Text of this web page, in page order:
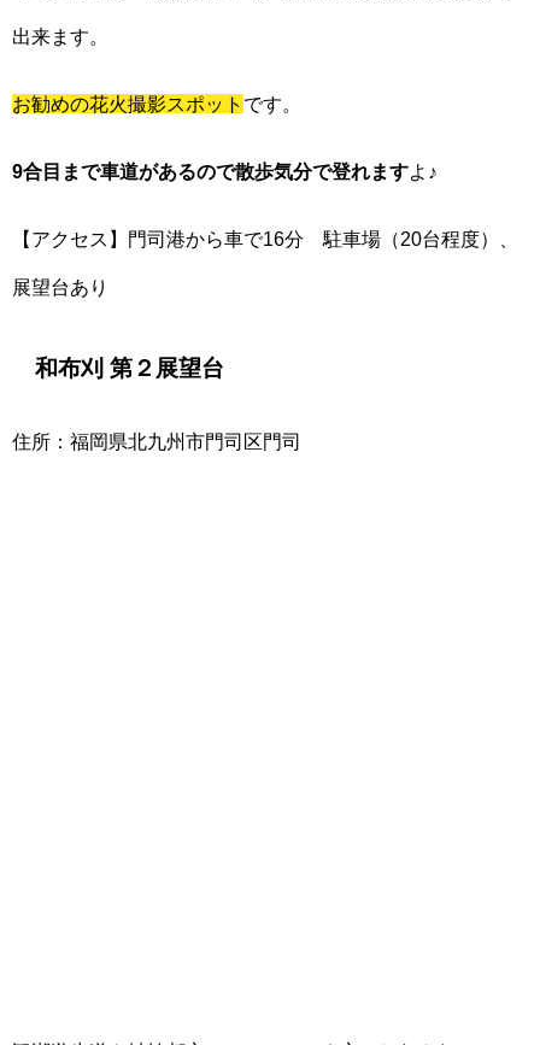
出来ます。
お勧めの花火撮影スポット です。
9合目まで車道があるので散歩気分で登れますよ♪
【アクセス】門司港から車で16分 駐車場（20台程度）、
展望台あり
和布刈 第２展望台
住所：福岡県北九州市門司区門司